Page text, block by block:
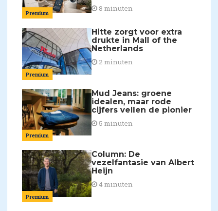
Premium
8 minuten
Premium
Hitte zorgt voor extra
drukte in Mall of the
Netherlands
2 minuten
Premium
Mud Jeans: groene
idealen, maar rode
cijfers vellen de pionier
5 minuten
Premium
Column: De
vezelfantasie van Albert
Heijn
4 minuten